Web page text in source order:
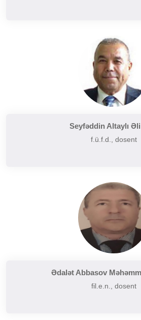
Seyfəddin Altaylı
f.ü.f.d., dosent
Ədalət Abbasov
fil.e.n., dosent